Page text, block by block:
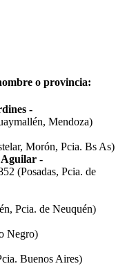
o provincia:
-
Mendoza)
Morón, Pcia. Bs As)
Aguilar -
(Posadas, Pcia. de
Pcia. de Neuquén)
Negro)
Buenos Aires)